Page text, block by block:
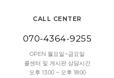
CALL CENTER
070-4364-9255
OPEN 월요일~금요일
콜센터 및 게시판 상담시간
오후 13:00 ~ 오후 18:00